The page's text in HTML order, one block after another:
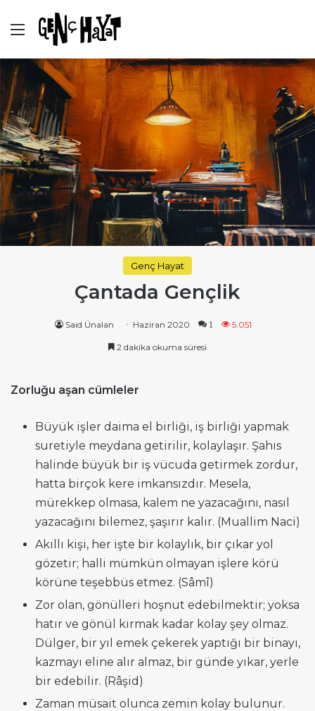
Menü
Genç Hayat
Çantada Gençlik
Said Ünalan Haziran 2020 1 5.051
2 dakika okuma süresi
Zorluğu aşan cümleler
Büyük işler daima el birliği, iş birliği yapmak
suretiyle meydana getirilir, kolaylaşır. Şahıs
halinde büyük bir iş vücuda getirmek zordur,
hatta birçok kere imkansızdır. Mesela,
mürekkep olmasa, kalem ne yazacağını, nasıl
yazacağını bilemez, şaşırır kalır. (Muallim Naci)
Akıllı kişi, her işte bir kolaylık, bir çıkar yol
gözetir; halli mümkün olmayan işlere körü
körüne teşebbüs etmez. (Sâmî)
Zor olan, gönülleri hoşnut edebilmektir; yoksa
hatır ve gönül kırmak kadar kolay şey olmaz.
Dülger, bir yıl emek çekerek yaptığı bir binayı,
kazmayı eline alır almaz, bir günde yıkar, yerle
bir edebilir. (Râşid)
Zaman müsait olunca zemin kolay bulunur.